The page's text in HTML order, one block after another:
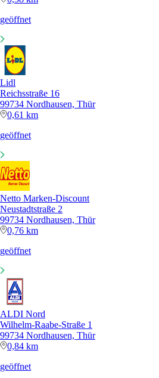
geöffnet
Lidl
Reichsstraße 16
99734 Nordhausen, Thür
0,61 km
geöffnet
Netto Marken-Discount
Neustadtstraße 2
99734 Nordhausen, Thür
0,76 km
geöffnet
ALDI Nord
Wilhelm-Raabe-Straße 1
99734 Nordhausen, Thür
0,84 km
geöffnet